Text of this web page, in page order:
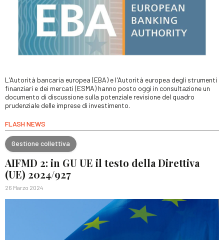
L'Autorità bancaria europea (EBA) e l'Autorità europea degli strumenti
finanziari e dei mercati (ESMA) hanno posto oggi in consultazione un
documento di discussione sulla potenziale revisione del quadro
prudenziale delle imprese di investimento.
FLASH NEWS
Gestione collettiva
AIFMD 2: in GU UE il testo della Direttiva
(UE) 2024/927
26 Marzo 2024